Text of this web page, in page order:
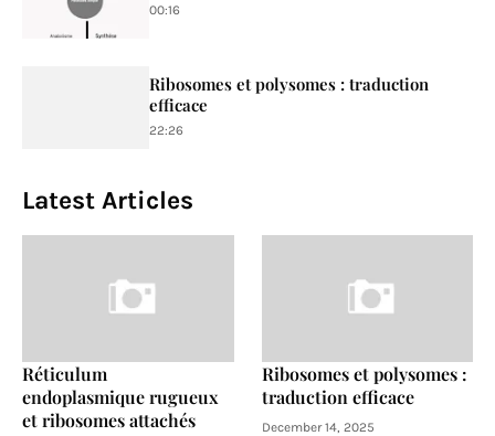
00:16
Ribosomes et polysomes : traduction
efficace
22:26
Latest Articles
Réticulum
endoplasmique rugueux
et ribosomes attachés
Ribosomes et polysomes :
traduction efficace
December 14, 2025